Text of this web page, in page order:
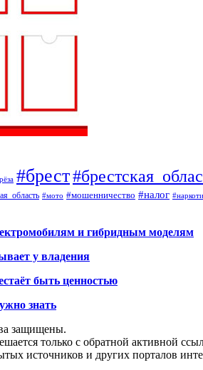
#брест
#мото #мошенничество #налог
и гибридным моделям
у владения
быть ценностью
знать
защищены.
только с обратной активной
источников и других порталов